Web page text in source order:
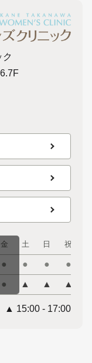
金 土 日 祝
● ● ● ●
● ▲ ▲ ▲
▲ 15:00 - 17:00